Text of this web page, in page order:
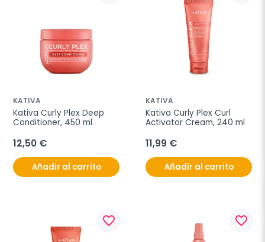
KATIVA
Kativa Curly Plex Deep
Conditioner, 450 ml
12,50 €
Añadir al carrito
KATIVA
Kativa Curly Plex Curl
Activator Cream, 240 ml
11,99 €
Añadir al carrito
favorite_border favorite_border